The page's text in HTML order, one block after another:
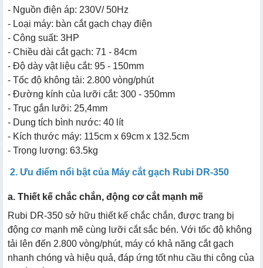
- Nguồn điện áp: 230V/ 50Hz
- Loại máy: bàn cắt gạch chạy điện
- Công suất: 3HP
- Chiều dài cắt gạch: 71 - 84cm
- Độ dày vật liệu cắt: 95 - 150mm
- Tốc độ không tải: 2.800 vòng/phút
- Đường kính của lưỡi cắt: 300 - 350mm
- Trục gắn lưỡi: 25,4mm
- Dung tích bình nước: 40 lít
- Kích thước máy: 115cm x 69cm x 132.5cm
- Trọng lượng: 63.5kg
2. Ưu điểm nổi bật của Máy cắt gạch Rubi DR-350
a. Thiết kế chắc chắn, động cơ cắt mạnh mẽ
Rubi DR-350 sở hữu thiết kế chắc chắn, được trang bị
động cơ mạnh mẽ cùng lưỡi cắt sắc bén. Với tốc độ không
tải lên đến 2.800 vòng/phút, máy có khả năng cắt gạch
nhanh chóng và hiệu quả, đáp ứng tốt nhu cầu thi công của